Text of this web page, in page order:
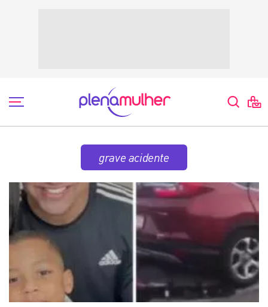
grave acidente